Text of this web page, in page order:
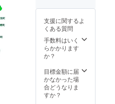
ターを
設置す
る予定
です。
そのカ
ウン
いただ
きまし
た方の
*********
*********
*********
*********
*********
**** ま
）コレ
ナンデ
商店
気・
水・
草・土
との共
生が実
感出来
は川で
水浴
び、冬
支援に関するよ
くある質問
手数料はいく
らかかります
か？
目標金額に届
かなかった場
合どうなりま
すか？